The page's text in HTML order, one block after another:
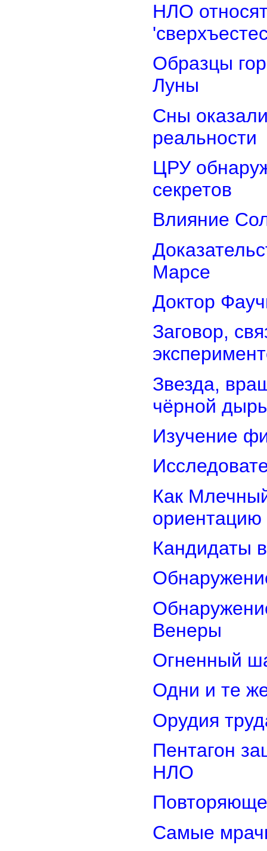
НЛО
Образцы
Луны
Сны
реальности
ЦРУ
секретов
Влияние
Марсе
Доктор
Заговор,
Звезда,
чёрной
Изучение
Как
ориентацию
Кандидаты
Венеры
Огненный
Одни и те
Орудия
Пентагон
НЛО
Самые